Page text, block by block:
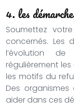
4. les
Soumettez
concernés. Les
l’évolution
régulièrement
les motifs du
Des
aider dans ces